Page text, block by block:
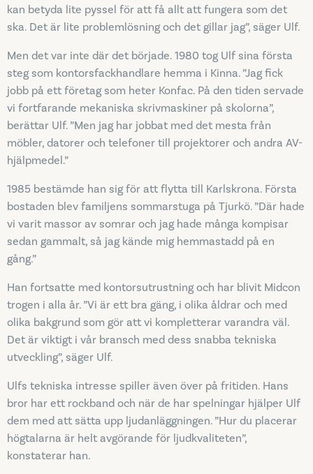
kan betyda lite pyssel för att få allt att fungera som det
ska. Det är lite problemlösning och det gillar jag”, säger Ulf.
Men det var inte där det började. 1980 tog Ulf sina första
steg som kontorsfackhandlare hemma i Kinna. ”Jag fick
jobb på ett företag som heter Konfac. På den tiden servade
vi fortfarande mekaniska skrivmaskiner på skolorna”,
berättar Ulf. ”Men jag har jobbat med det mesta från
möbler, datorer och telefoner till projektorer och andra AV-
hjälpmedel.”
1985 bestämde han sig för att flytta till Karlskrona. Första
bostaden blev familjens sommarstuga på Tjurkö. ”Där hade
vi varit massor av somrar och jag hade många kompisar
sedan gammalt, så jag kände mig hemmastadd på en
gång.”
Han fortsatte med kontorsutrustning och har blivit Midcon
trogen i alla år. ”Vi är ett bra gäng, i olika åldrar och med
olika bakgrund som gör att vi kompletterar varandra väl.
Det är viktigt i vår bransch med dess snabba tekniska
utveckling”, säger Ulf.
Ulfs tekniska intresse spiller även över på fritiden. Hans
bror har ett rockband och när de har spelningar hjälper Ulf
dem med att sätta upp ljudanläggningen. ”Hur du placerar
högtalarna är helt avgörande för ljudkvaliteten”,
konstaterar han.